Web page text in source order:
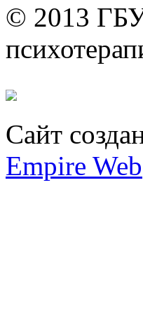
© 2013
Сайт
Empire Web